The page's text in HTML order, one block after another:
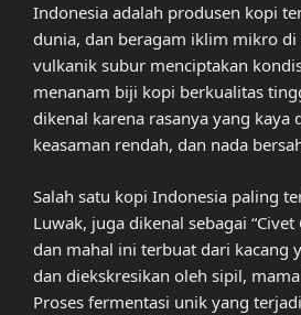
Indonesia adalah produsen kopi
dunia, dan beragam iklim mikro di
vulkanik subur menciptakan
menanam biji kopi berkualitas
dikenal karena rasanya yang kaya
keasaman rendah, dan nada
Salah satu kopi Indonesia paling
Luwak, juga dikenal sebagai “Civet
dan mahal ini terbuat dari kacang
dan diekskresikan oleh sipil,
Proses fermentasi unik yang